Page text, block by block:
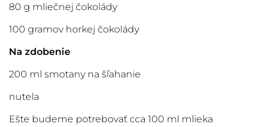
80 g mliečnej čokolády
100 gramov horkej čokolády
Na zdobenie
200 ml smotany na šľahanie
nutela
Ešte budeme potrebovať cca 100 ml mlieka